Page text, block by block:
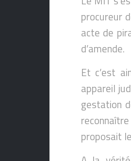
procureur
acte de
d’amende.
Et c’est
appareil
gestation
proposait